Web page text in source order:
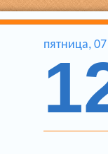
пятница, 07